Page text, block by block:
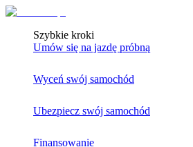
Szybkie kroki
Umów się na jazdę próbną
Wyceń swój samochód
Ubezpiecz swój samochód
Finansowanie